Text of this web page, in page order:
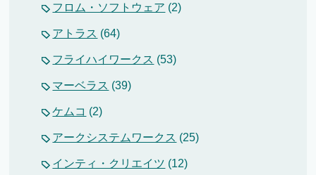
フロム・ソフトウェア (2)
アトラス (64)
フライハイワークス (53)
マーベラス (39)
ケムコ (2)
アークシステムワークス (25)
インティ・クリエイツ (12)